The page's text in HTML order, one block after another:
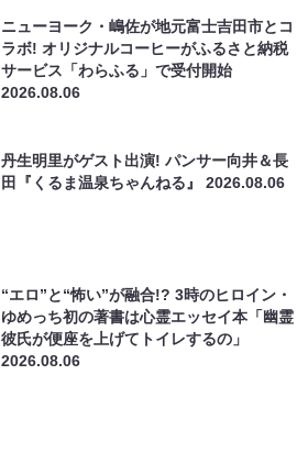
ニューヨーク・嶋佐が地元富士吉田市とコ
ラボ! オリジナルコーヒーがふるさと納税
サービス「わらふる」で受付開始
2026.08.06
丹生明里がゲスト出演! パンサー向井＆長
田『くるま温泉ちゃんねる』2026.08.06
“エロ”と“怖い”が融合!? 3時のヒロイン・
ゆめっち初の著書は心霊エッセイ本「幽霊
彼氏が便座を上げてトイレするの」
2026.08.06